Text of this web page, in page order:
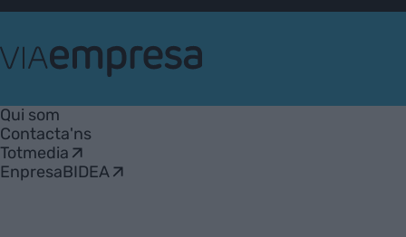
Empresa
Qui som
Contacta'ns
Totmedia
EnpresaBIDEA